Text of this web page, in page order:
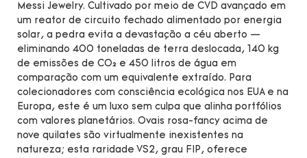
Messi Jewelry. Cultivado por meio de CVD avançado em
um reator de circuito fechado alimentado por energia
solar, a pedra evita a devastação a céu aberto —
eliminando 400 toneladas de terra deslocada, 140 kg
de emissões de CO₂ e 450 litros de água em
comparação com um equivalente extraído. Para
colecionadores com consciência ecológica nos EUA e na
Europa, este é um luxo sem culpa que alinha portfólios
com valores planetários. Ovais rosa-fancy acima de
nove quilates são virtualmente inexistentes na
natureza; esta raridade VS2, grau FIP, oferece